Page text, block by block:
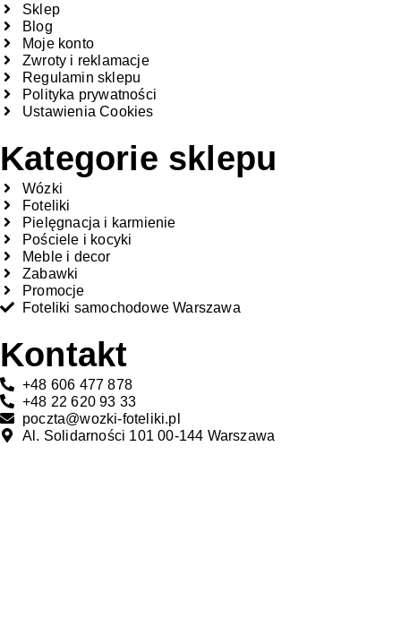
Sklep
Blog
Moje konto
Zwroty i reklamacje
Regulamin sklepu
Polityka prywatności
Ustawienia Cookies
Kategorie sklepu
Wózki
Foteliki
Pielęgnacja i karmienie
Pościele i kocyki
Meble i decor
Zabawki
Promocje
Foteliki samochodowe Warszawa
Kontakt
+48 606 477 878
+48 22 620 93 33
poczta@wozki-foteliki.pl
Al. Solidarności 101 00-144 Warszawa